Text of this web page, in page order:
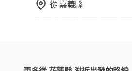
從 嘉義縣